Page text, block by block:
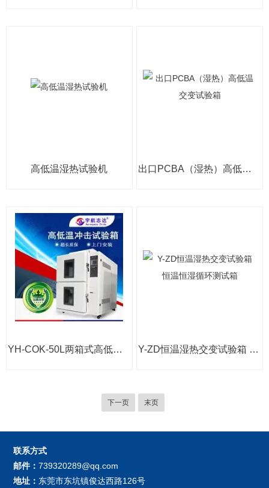
高低温湿热试验机 出口PCBA（湿热）高低温交变试验箱
YH-COK-50L两箱式高低温冲击箱 Y-ZD恒温湿热交变试验箱 恒温恒湿循环测试箱
下一页 末页
联系方式
邮件：739320289@qq.com
地址： 东莞市东坑镇俊达西路126号